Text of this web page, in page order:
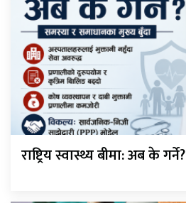
राष्ट्रिय स्वास्थ्य बीमा: अब के गर्ने?